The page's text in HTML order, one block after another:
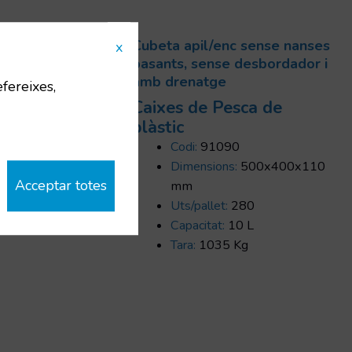
Cubeta apil/enc sense nanses
pasants, sense desbordador i
amb drenatge
Caixes de Pesca de
plàstic
Codi: 91090
Dimensions: 500x400x110
mm
Uts/pallet: 280
Capacitat: 10 L
Tara: 1035 Kg
x
Acceptar totes